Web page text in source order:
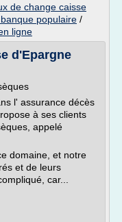
de change caisse
populaire /
ligne
d'Epargne
l' assurance décès
à ses clients
appelé
domaine, et notre
et de leurs
car...